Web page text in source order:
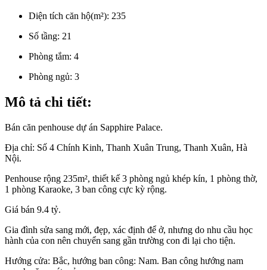
Diện tích căn hộ(m²): 235
Số tầng: 21
Phòng tắm: 4
Phòng ngủ: 3
Mô tả chi tiết:
Bán căn penhouse dự án Sapphire Palace.
Địa chỉ: Số 4 Chính Kinh, Thanh Xuân Trung, Thanh Xuân, Hà
Nội.
Penhouse rộng 235m², thiết kế 3 phòng ngủ khép kín, 1 phòng thờ,
1 phòng Karaoke, 3 ban công cực kỳ rộng.
Giá bán 9.4 tỷ.
Gia đình sửa sang mới, đẹp, xác định để ở, nhưng do nhu cầu học
hành của con nên chuyển sang gần trường con đi lại cho tiện.
Hướng cửa: Bắc, hướng ban công: Nam. Ban công hướng nam